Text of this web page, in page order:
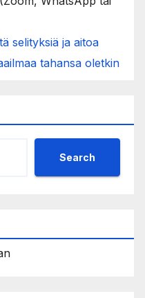
selityksiä ja aitoa
tahansa oletkin
Search